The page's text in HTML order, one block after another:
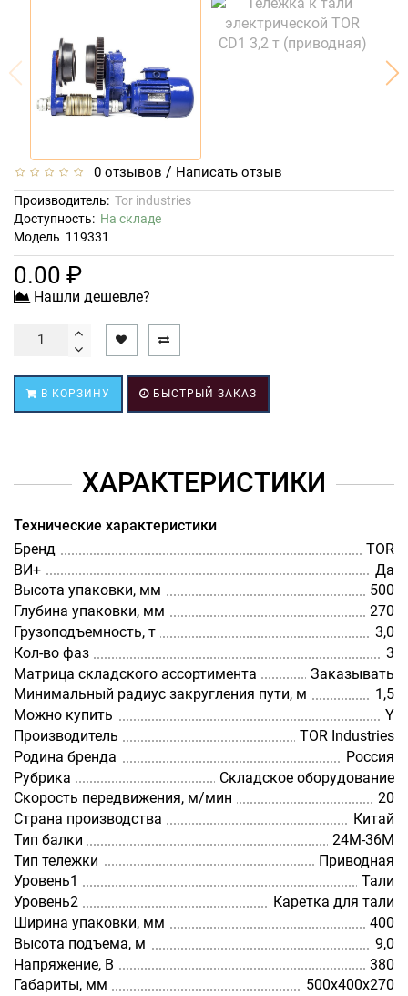
0 отзывов / Написать отзыв
Производитель: Tor industries
Доступность: На складе
Модель 119331
0.00 ₽
Нашли дешевле?
В КОРЗИНУ БЫСТРЫЙ ЗАКАЗ
ХАРАКТЕРИСТИКИ
Технические характеристики
Бренд
TOR
ВИ+
Да
Высота упаковки, мм
500
Глубина упаковки, мм
270
Грузоподъемность, т
3,0
Кол-во фаз
3
Матрица складского ассортимента
Заказывать
Минимальный радиус закругления пути, м
1,5
Можно купить
Y
Производитель
TOR Industries
Родина бренда
Россия
Рубрика
Складское оборудование
Скорость передвижения, м/мин
20
Страна производства
Китай
Тип балки
24М-36М
Тип тележки
Приводная
Уровень1
Тали
Уровень2
Каретка для тали
Ширина упаковки, мм
400
Высота подъема, м
9,0
Напряжение, В
380
Габариты, мм
500х400х270